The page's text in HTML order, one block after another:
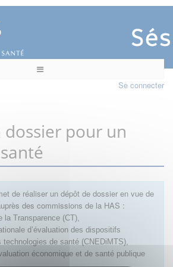
Se connecter
pour un
de réaliser un dépôt de dossier en vue de
des commissions de la HAS :
la Transparence (CT),
d’évaluation des dispositifs
technologies de santé (CNEDiMTS),
économique et de santé publique